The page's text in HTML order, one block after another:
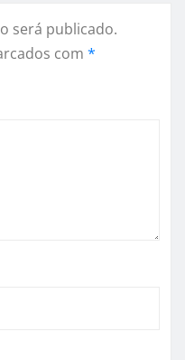
será publicado.
com *